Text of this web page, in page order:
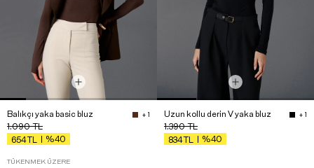
Balıkçı yaka basic bluz + 1
1.090TL
654TL %40
TÜKENMEK ÜZERE
Uzun kollu derin V yaka bluz + 1
1.390TL
834TL %40